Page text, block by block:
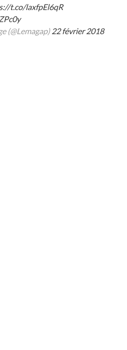
t.co/laxfpEl6qR
(@Lemagap) 22 février 2018